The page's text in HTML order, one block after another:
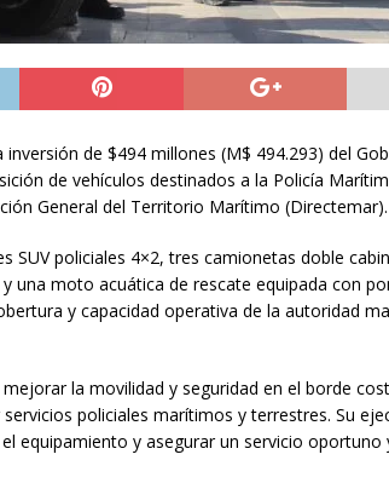
inversión de $494 millones (M$ 494.293) del
de vehículos destinados a la Policía
General del Territorio Marítimo (Directemar).
SUV policiales 4×2, tres camionetas doble
una moto acuática de rescate equipada con
y capacidad operativa de la autoridad
la movilidad y seguridad en el borde
policiales marítimos y terrestres. Su
equipamiento y asegurar un servicio oportuno